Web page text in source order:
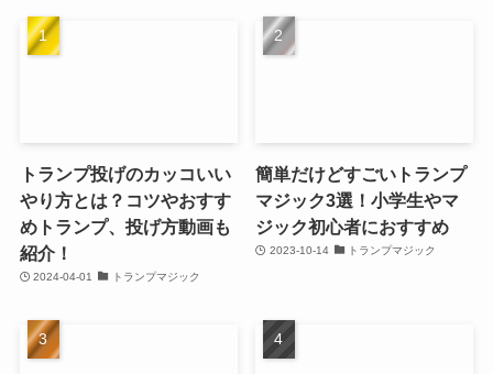
トランプ投げのカッコいい
やり方とは？コツやおすす
めトランプ、投げ方動画も
紹介！
2024-04-01 トランプマジック
簡単だけどすごいトランプ
マジック3選！小学生やマ
ジック初心者におすすめ
2023-10-14 トランプマジック